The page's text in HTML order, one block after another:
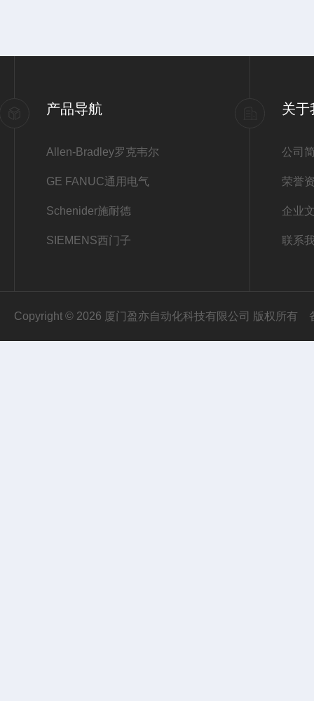
产品导航
Allen-Bradley罗克韦尔
GE FANUC通用电气
Schenider施耐德
SIEMENS西门子
关于
公司
荣誉
企业
联系
Copyright © 2026 厦门盈亦自动化科技有限公司 版权所有